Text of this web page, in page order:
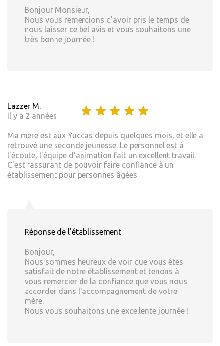
Bonjour Monsieur,
Nous vous remercions d'avoir pris le temps de
nous laisser ce bel avis et vous souhaitons une
très bonne journée !
Lazzer M.
Il y a 2 années
Ma mère est aux Yuccas depuis quelques mois, et elle a
retrouvé une seconde jeunesse. Le personnel est à
l'écoute, l'équipe d'animation fait un excellent travail.
C'est rassurant de pouvoir faire confiance à un
établissement pour personnes âgées.
Réponse de l'établissement
Bonjour,
Nous sommes heureux de voir que vous êtes
satisfait de notre établissement et tenons à
vous remercier de la confiance que vous nous
accorder dans l'accompagnement de votre
mère.
Nous vous souhaitons une excellente journée !